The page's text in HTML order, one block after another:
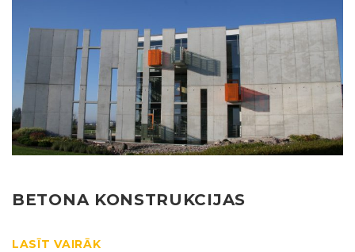
BETONA KONSTRUKCIJAS
LASĪT VAIRĀK